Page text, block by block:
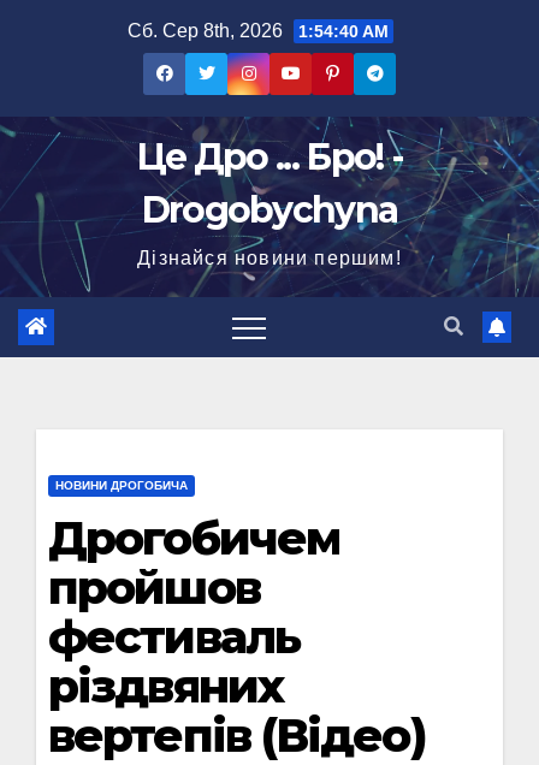
Сб. Сер 8th, 2026 1:54:41 AM
Це Дро ... Бро! -
Drogobychyna
Дізнайся новини першим!
НОВИНИ ДРОГОБИЧА
Дрогобичем
пройшов
фестиваль
різдвяних
вертепів (Відео)